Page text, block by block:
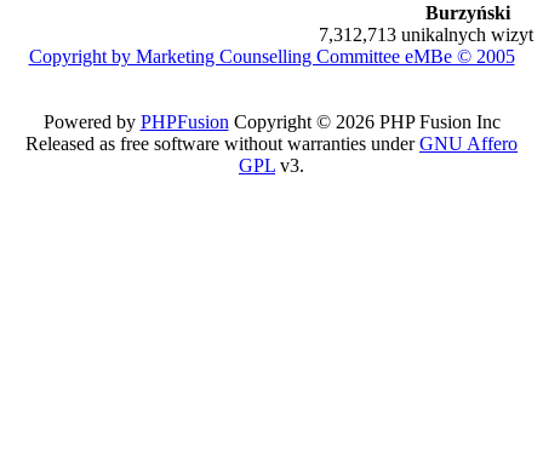
Burzyński
7,312,713 unikalnych wizyt
Copyright by Marketing Counselling Committee eMBe © 2005
Powered by PHPFusion Copyright © 2026 PHP Fusion Inc
Released as free software without warranties underGNU Affero
GPL v3.